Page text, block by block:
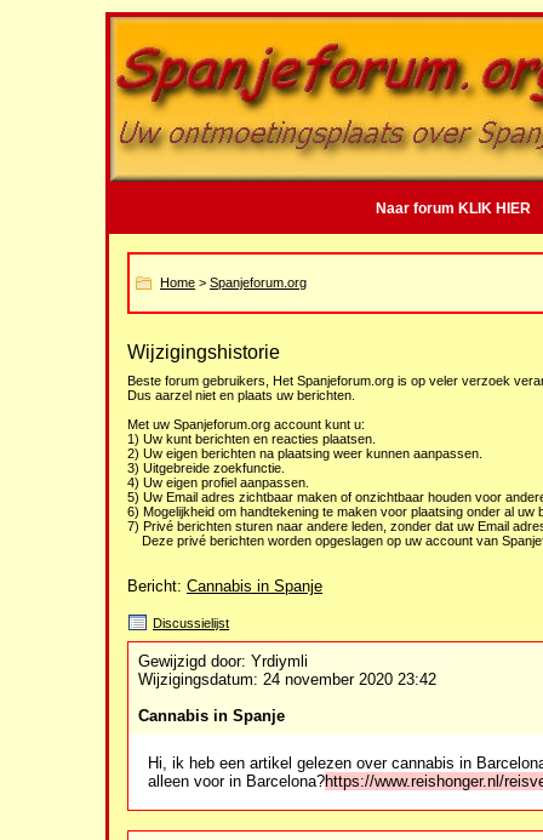
Naar forum KLIK HIER
Home > Spanjeforum.org
Wijzigingshistorie
Beste forum gebruikers, Het Spanjeforum.org is op veler verzoek
Dus aarzel niet en plaats uw berichten.
Met uw Spanjeforum.org account kunt u:
1) Uw kunt berichten en reacties plaatsen.
2) Uw eigen berichten na plaatsing weer kunnen aanpassen.
3) Uitgebreide zoekfunctie.
4) Uw eigen profiel aanpassen.
5) Uw Email adres zichtbaar maken of onzichtbaar houden voor
6) Mogelijkheid om handtekening te maken voor plaatsing onder al uw
7) Privé berichten sturen naar andere leden, zonder dat uw Email
Deze privé berichten worden opgeslagen op uw account van
Bericht: Cannabis in Spanje
Discussielijst
Gewijzigd door: Yrdiymli
Wijzigingsdatum: 24 november 2020 23:42
Cannabis in Spanje
Hi, ik heb een artikel gelezen over cannabis in
alleen voor in Barcelona?https://www.reishonger.nl/